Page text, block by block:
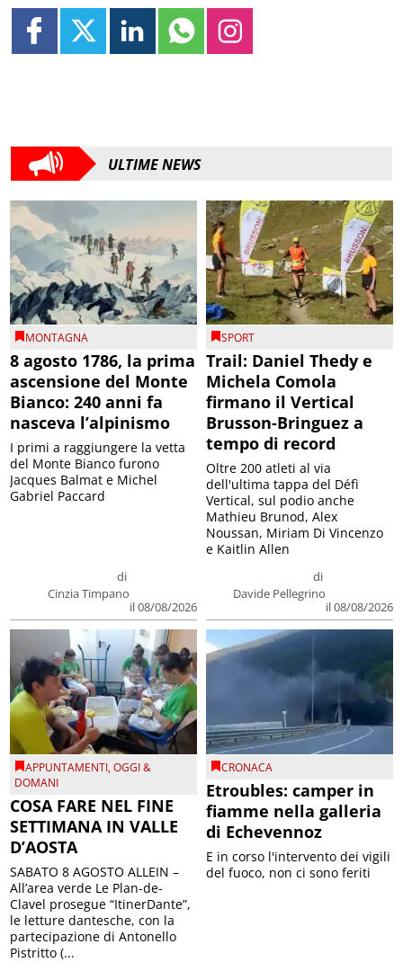
ULTIME NEWS
MONTAGNA
8 agosto 1786, la prima
ascensione del Monte
Bianco: 240 anni fa
nasceva l’alpinismo
di
Cinzia Timpano
il 08/08/2026
I primi a raggiungere la vetta
del Monte Bianco furono
Jacques Balmat e Michel
Gabriel Paccard
SPORT
Trail: Daniel Thedy e
Michela Comola
firmano il Vertical
Brusson-Bringuez a
tempo di record
di
Davide Pellegrino
il 08/08/2026
Oltre 200 atleti al via
dell'ultima tappa del Défì
Vertical, sul podio anche
Mathieu Brunod, Alex
Noussan, Miriam Di Vincenzo
e Kaitlin Allen
APPUNTAMENTI,OGGI &
DOMANI
COSA FARE NEL FINE
SETTIMANA IN VALLE
D’AOSTA
SABATO 8 AGOSTO ALLEIN –
All’area verde Le Plan-de-
Clavel prosegue “ItinerDante”,
le letture dantesche, con la
partecipazione di Antonello
Pistritto (...
CRONACA
Etroubles: camper in
fiamme nella galleria
di Echevennoz
E in corso l'intervento dei vigili
del fuoco, non ci sono feriti